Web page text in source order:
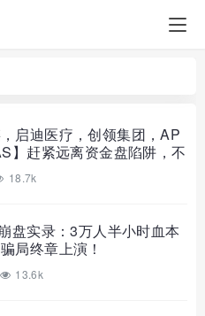
，启迪医疗，创领集团，AP
】赶紧远离资金盘陷阱，不
18.7k
盘实录：3万人半小时血本
局终章上演！
13.6k